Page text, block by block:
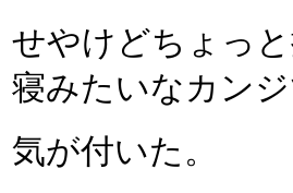
せやけどちょっ
寝みたいなカン
気が付いた。